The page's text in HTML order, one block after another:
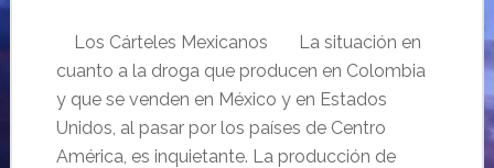
Los Cárteles Mexicanos La situación en
cuanto a la droga que producen en Colombia
y que se venden en México y en Estados
Unidos, al pasar por los países de Centro
América, es inquietante. La producción de